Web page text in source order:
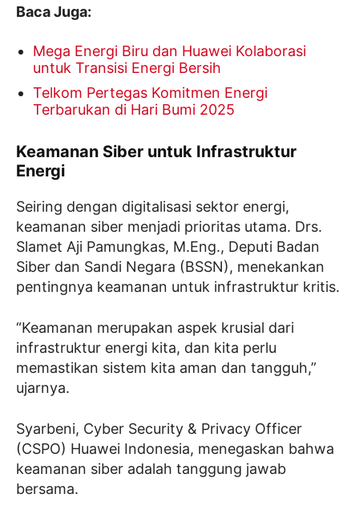
Baca Juga:
Mega Energi Biru dan Huawei Kolaborasi
untuk Transisi Energi Bersih
Telkom Pertegas Komitmen Energi
Terbarukan di Hari Bumi 2025
Keamanan Siber untuk Infrastruktur
Energi
Seiring dengan digitalisasi sektor energi,
keamanan siber menjadi prioritas utama. Drs.
Slamet Aji Pamungkas, M.Eng., Deputi Badan
Siber dan Sandi Negara (BSSN), menekankan
pentingnya keamanan untuk infrastruktur kritis.
“Keamanan merupakan aspek krusial dari
infrastruktur energi kita, dan kita perlu
memastikan sistem kita aman dan tangguh,”
ujarnya.
Syarbeni, Cyber Security & Privacy Officer
(CSPO) Huawei Indonesia, menegaskan bahwa
keamanan siber adalah tanggung jawab
bersama.